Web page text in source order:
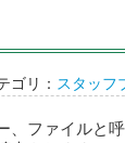
ゴリ： スタッフ
、ファイルと